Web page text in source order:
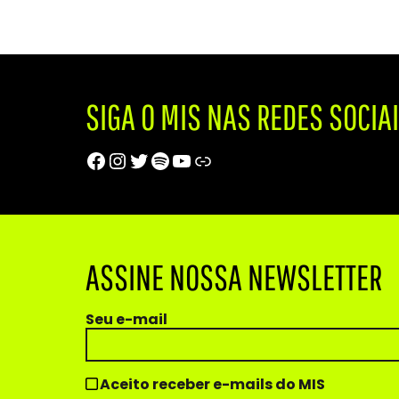
SIGA O MIS NAS REDES
Facebook
Instagram
Twitter
Spotify
Youtube
Trip Advisor
ASSINE NOSSA NEWSLETTER
Seu e-mail
Aceito receber e-mails do MIS